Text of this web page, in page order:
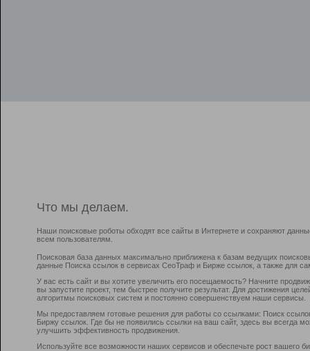
Что мы делаем.
Наши поисковые роботы обходят все сайты в Интернете и сохраняют
всем пользователям.
Поисковая база данных максимально приближена к базам ведущих
данные Поиска ссылок в сервисах СеоТраф и Бирже ссылок, а также для
У вас есть сайт и вы хотите увеличить его посещаемость? Начните
вы запустите проект, тем быстрее получите результат. Для достижения
алгоритмы поисковых систем и постоянно совершенствуем наши сервисы.
Мы предоставляем готовые решения для работы со ссылками: Поиск
Биржу ссылок. Где бы не появились ссылки на ваш сайт, здесь вы всегда
улучшить эффективность продвижения.
Используйте все возможности наших сервисов и обеспечьте рост вашего